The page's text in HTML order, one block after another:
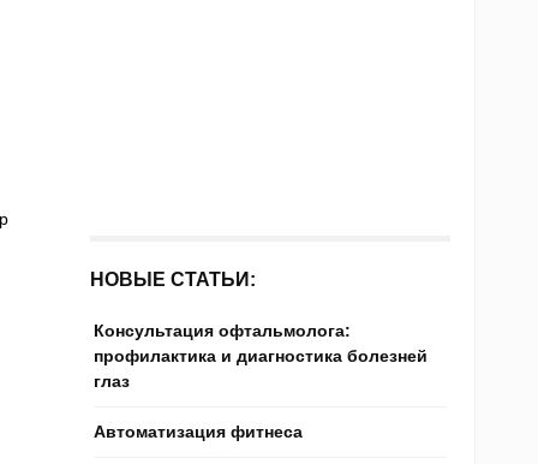
НОВЫЕ СТАТЬИ:
Консультация офтальмолога:
профилактика и диагностика болезней
глаз
Автоматизация фитнеса